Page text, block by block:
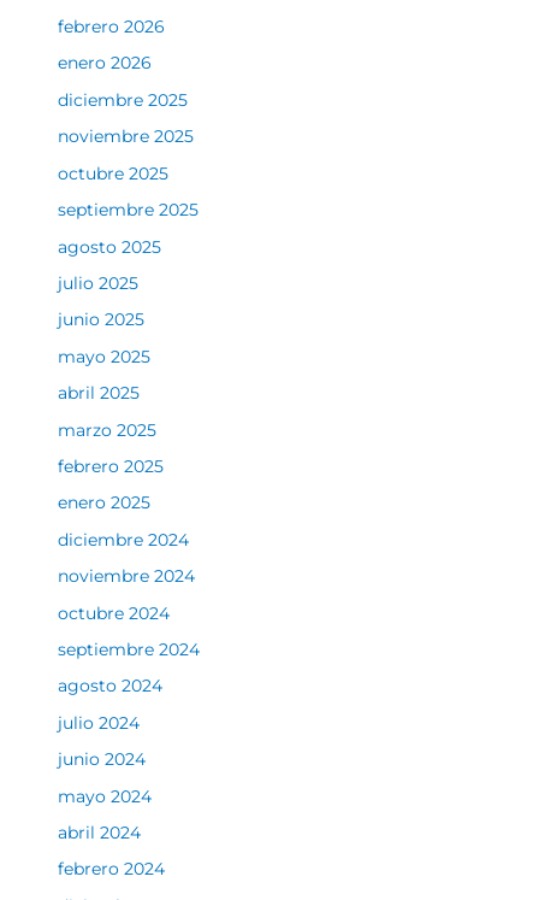
febrero 2026
enero 2026
diciembre 2025
noviembre 2025
octubre 2025
septiembre 2025
agosto 2025
julio 2025
junio 2025
mayo 2025
abril 2025
marzo 2025
febrero 2025
enero 2025
diciembre 2024
noviembre 2024
octubre 2024
septiembre 2024
agosto 2024
julio 2024
junio 2024
mayo 2024
abril 2024
febrero 2024